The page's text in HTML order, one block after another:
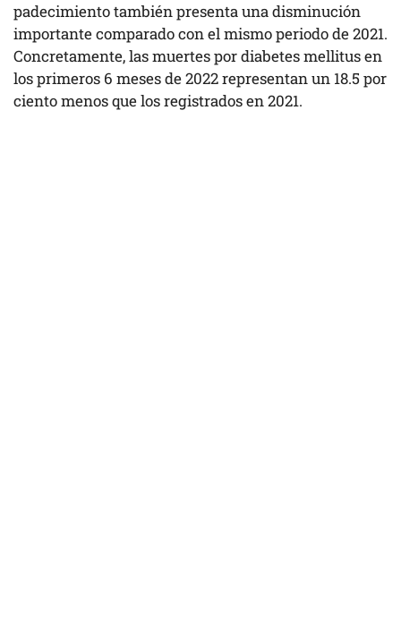
padecimiento también presenta una disminución
importante comparado con el mismo periodo de 2021.
Concretamente, las muertes por diabetes mellitus en
los primeros 6 meses de 2022 representan un 18.5 por
ciento menos que los registrados en 2021.